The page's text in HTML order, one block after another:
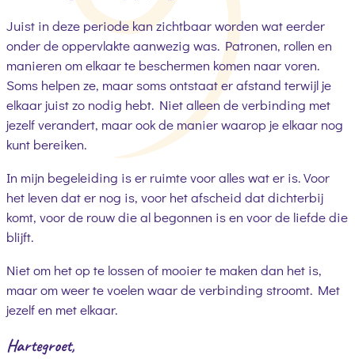
Juist in deze periode kan zichtbaar worden wat eerder
onder de oppervlakte aanwezig was. Patronen, rollen en
manieren om elkaar te beschermen komen naar voren.
Soms helpen ze, maar soms ontstaat er afstand terwijl je
elkaar juist zo nodig hebt. Niet alleen de verbinding met
jezelf verandert, maar ook de manier waarop je elkaar nog
kunt bereiken.
In mijn begeleiding is er ruimte voor alles wat er is. Voor
het leven dat er nog is, voor het afscheid dat dichterbij
komt, voor de rouw die al begonnen is en voor de liefde die
blijft.
Niet om het op te lossen of mooier te maken dan het is,
maar om weer te voelen waar de verbinding stroomt. Met
jezelf en met elkaar.
Hartegroet,